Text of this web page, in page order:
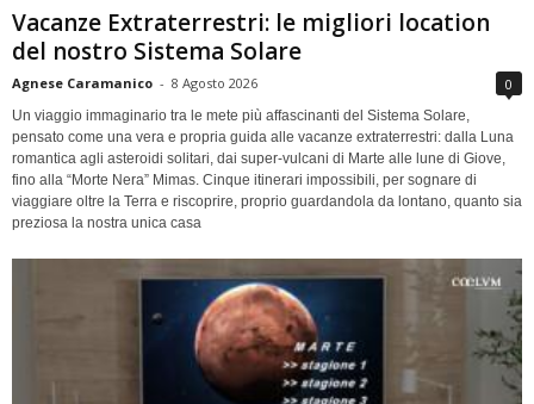
Vacanze Extraterrestri: le migliori location
del nostro Sistema Solare
Agnese Caramanico - 8 Agosto 2026 0
Un viaggio immaginario tra le mete più affascinanti del Sistema Solare,
pensato come una vera e propria guida alle vacanze extraterrestri: dalla Luna
romantica agli asteroidi solitari, dai super-vulcani di Marte alle lune di Giove,
fino alla “Morte Nera” Mimas. Cinque itinerari impossibili, per sognare di
viaggiare oltre la Terra e riscoprire, proprio guardandola da lontano, quanto sia
preziosa la nostra unica casa